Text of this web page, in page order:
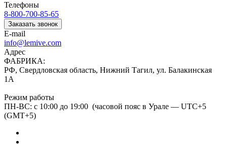
Телефоны
8-800-700-85-65
Заказать звонок
E-mail
info@lemive.com
Адрес
ФАБРИКА:
РФ, Свердловская область, Нижний Тагил, ул. Балакинская
1А
Режим работы
ПН-ВС: с 10:00 до 19:00 (часовой пояс в Урале — UTC+5
(GMT+5)